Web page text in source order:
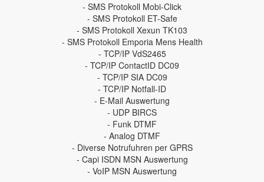
- SMS Protokoll Mobi-Click
- SMS Protokoll ET-Safe
- SMS Protokoll Xexun TK103
- SMS Protokoll Emporia Mens Health
- TCP/IP VdS2465
- TCP/IP ContactID DC09
- TCP/IP SIA DC09
- TCP/IP Notfall-ID
- E-Mail Auswertung
- UDP BIRCS
- Funk DTMF
- Analog DTMF
- Diverse Notrufuhren per GPRS
- Capi ISDN MSN Auswertung
- VoIP MSN Auswertung